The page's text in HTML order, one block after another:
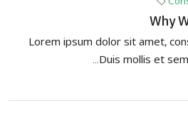
Why
Lorem ipsum dolor sit amet,
Duis mollis et